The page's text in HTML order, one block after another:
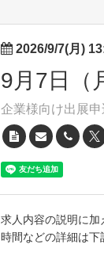
2026/9/7(月)
9月7日（
企業様向け出展申
求人内容の説明に加
時間などの詳細は下